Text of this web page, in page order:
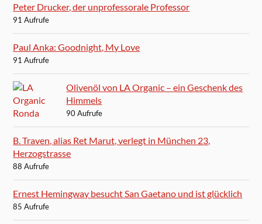
Peter Drucker, der unprofessorale Professor
91 Aufrufe
Paul Anka: Goodnight, My Love
91 Aufrufe
Olivenöl von LA Organic – ein Geschenk des
Himmels
90 Aufrufe
B. Traven, alias Ret Marut, verlegt in München 23,
Herzogstrasse
88 Aufrufe
Ernest Hemingway besucht San Gaetano und ist glücklich
85 Aufrufe